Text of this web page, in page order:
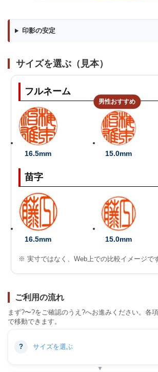
印影の安定
サイズを選ぶ（見本）
フルネーム
16.5mm 15.0mm
男性おすすめ
苗字
16.5mm 15.0mm
※ 実寸ではなく、Web上での比較イメージです
ご利用の流れ
まず?〜?をご確認のうえ?へお進みください。各
で移動できます。
? サイズを選ぶ